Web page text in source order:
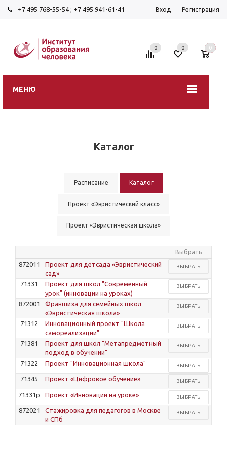
+7 495 768-55-54 ; +7 495 941-61-41 Вход Регистрация
МЕНЮ
0 0 0
Каталог
Расписание Каталог
Проект «Эвристический класс»
Проект «Эвристическая школа»
Выбрать
872011
Проект для детсада «Эвристический
сад»
ВЫБРАТЬ
71331
Проект для школ "Современный
урок" (инновации на уроках)
ВЫБРАТЬ
872001
Франшиза для семейных школ
«Эвристическая школа»
ВЫБРАТЬ
71312
Инновационный проект "Школа
самореализации"
ВЫБРАТЬ
71381
Проект для школ "Метапредметный
подход в обучении"
ВЫБРАТЬ
71322 Проект "Инновационная школа" ВЫБРАТЬ
71345 Проект «Цифровое обучение» ВЫБРАТЬ
71331p Проект «Инновации на уроке» ВЫБРАТЬ
872021
Стажировка для педагогов в Москве
и СПб
ВЫБРАТЬ